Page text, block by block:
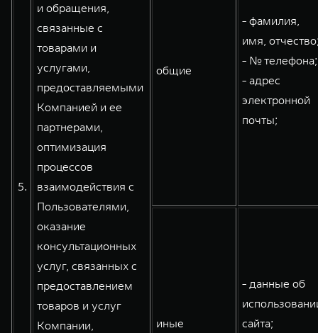
5.
и обращения,
связанные с
товарами и
услугами,
предоставляемыми
Компанией и ее
партнерами,
оптимизация
процессов
взаимодействия с
Пользователями,
оказание
консультационных
услуг, связанных с
предоставлением
товаров и услуг
Компании,
общие
- фамилия,
имя,
- № телефона;
- адрес
электронной
почты;
иные
- данные об
сайта;